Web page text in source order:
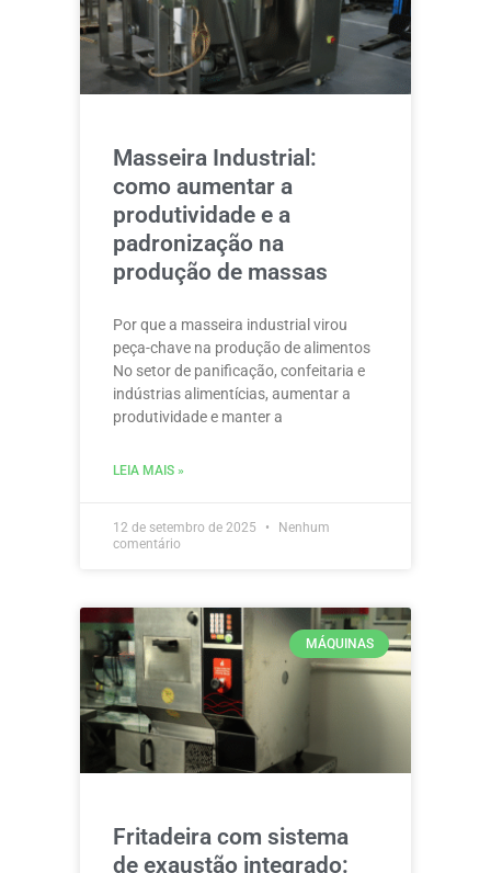
Masseira Industrial:
como aumentar a
produtividade e a
padronização na
produção de massas
Por que a masseira industrial virou
peça-chave na produção de alimentos
No setor de panificação, confeitaria e
indústrias alimentícias, aumentar a
produtividade e manter a
LEIA MAIS »
12 de setembro de 2025
Nenhum
comentário
MÁQUINAS
Fritadeira com sistema
de exaustão integrado: